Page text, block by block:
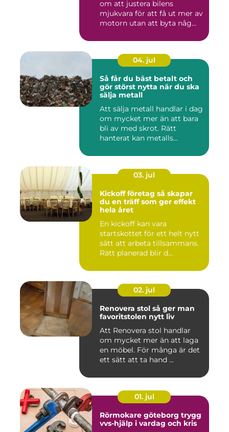
om att justera bilens
mjukvara för att få ut mer av
motorn utan att byta någ...
04. jul
Så får du bäst betalt och
gör störst nytta när du ska
sälja metall
Att sälja metall handlar i dag
om mycket mer än att bara
bli av med skrot. Rätt
hanterat kan metalls...
03. jul
Kickoff företag så skapar
du en träff som ger effekt
hela året
En kickoff kan vara
startskottet för ett helt nytt
sätt att arbeta tillsammans.
Rätt planerad blir d...
02. jul
Renovera stol så ger man
favoritstolen nytt liv
Att Renovera stol handlar
om mycket mer än att laga
en möbel. För många är det
ett sätt att ta hand ...
01. jul
Rörmokare göteborg trygg
vvs-hjälp i vardag och kris